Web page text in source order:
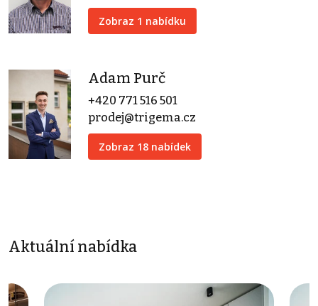
Zobraz 1 nabídku
Adam Purč
+420 771 516 501
prodej@trigema.cz
Zobraz 18 nabídek
Aktuální nabídka